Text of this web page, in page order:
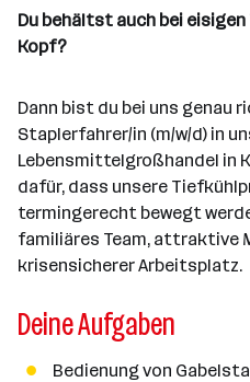
e
r
l
l
n
t
g
b
e
r
r
b
i
t
e
r
*
i
n
e
a
a
n
r
t
e
Du behältst auch bei
Kopf?
Dann bist du bei uns genau
Staplerfahrer/in (m/w/d) in
Lebensmittelgroßhandel in
dafür, dass unsere
termingerecht bewegt
familiäres Team, attraktive
krisensicherer Arbeitsplatz.
Deine Aufgaben
Bedienung von